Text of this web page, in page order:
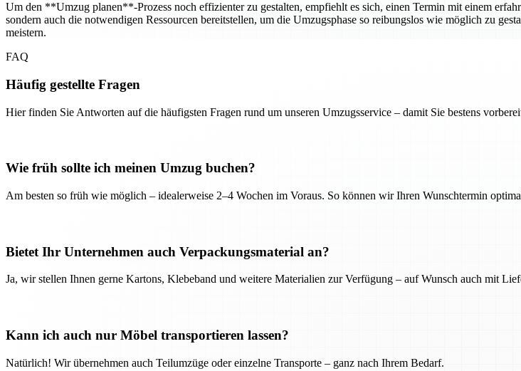
Um den **Umzug planen**-Prozess noch effizienter zu gestalten, empfiehlt es sich, einen Termin mit einem
sondern auch die notwendigen Ressourcen bereitstellen, um die Umzugsphase so reibungslos wie möglich zu
meistern.
FAQ
Häufig gestellte Fragen
Hier finden Sie Antworten auf die häufigsten Fragen rund um unseren Umzugsservice – damit Sie bestens
Wie früh sollte ich meinen Umzug buchen?
Am besten so früh wie möglich – idealerweise 2–4 Wochen im Voraus. So können wir Ihren Wunschtermin
Bietet Ihr Unternehmen auch Verpackungsmaterial an?
Ja, wir stellen Ihnen gerne Kartons, Klebeband und weitere Materialien zur Verfügung – auf Wunsch auch mit
Kann ich auch nur Möbel transportieren lassen?
Natürlich! Wir übernehmen auch Teilumzüge oder einzelne Transporte – ganz nach Ihrem Bedarf.